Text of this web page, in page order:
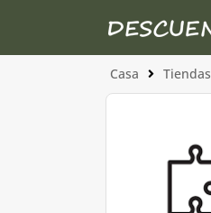
Casa Tiendas